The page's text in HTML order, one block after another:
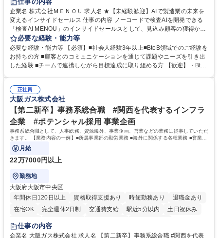
駅近5分以内
土日祝休み 服装自由
企業名 株式会社ＭＥＮＯＵ 求人名 ★【未経験歓迎】AIで製造業の未来を
変えるインサイドセールス 仕事の内容 ノーコードで検査AIを開発できる
「検査AI MENOU」のインサイドセールスとして、見込み顧客の獲得から
商談機会の創出までを担っていただきます。マーケティングとフィールド
セールスをつなぐ役割として、 適切なタイミングで顧客とコミュニケーシ
ョンを取りながら、受注につながる商談機会の最大化を目指します。 【具
体的な仕事内容】 リードへの電話・メールによるアプローチ/リードナー
実行/フィールドセールスへの案件連携 募集職種 ★【未経験歓迎】AIで製
造業の未来を変えるインサイドセールス
必要な経験・能力等
必要な経験・能力等 【必須】■社会人経験3年以上■BtoB領域でのご経験を
お持ちの方 ■顧客とのコミュニケーションを通じて課題やニーズを引き出
した経験 ■チームで連携しながら目標達成に取り組める方 【歓迎】・BtoB
企画・実行経験 ・CRM・リードナーチャリングに関する知見 ・データを
もとに営業プロセスを改善した経験 学歴・資格 学歴：大学院 大学 高専 短
大 専修学校 高校 語学力： 資格：
正社員
大阪ガス株式会社
【第二新卒】事務系総合職 #関西を代表するインフラ
企業 #ポテンシャル採用 事業企画
事務系総合職として、人事総務、資源海外、事業企画、営業などの業務に従事していただ
きます。 【業務内容の一例】■所属事業部の勤労業務 ■海外に関係する各種業務 ■営業部
門の企画スタッフ、ルート営業
月給
22万7000円以上
勤務地
大阪府大阪市中央区
年間休日120日以上
資格取得支援あり 時短勤務あり
退職金あり
在宅OK
完全週休2日制 交通費支給 駅近5分以内
土日祝休み
服装自由
第二新卒歓迎
仕事の内容
企業名 大阪ガス株式会社 求人名 【第二新卒】事務系総合職 #関西を代表